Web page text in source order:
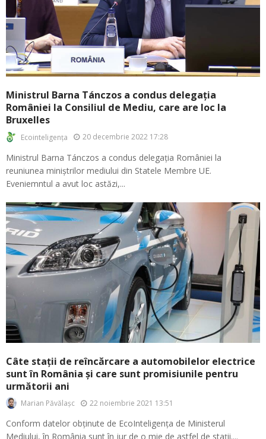
Ministrul Barna Tánczos a condus delegația
României la Consiliul de Mediu, care are loc la
Bruxelles
Ecointeligența 20 decembrie 2022 17:28
Ministrul Barna Tánczos a condus delegația României la
reuniunea miniștrilor mediului din Statele Membre UE.
Eveniemntul a avut loc astăzi,...
Câte stații de reîncărcare a automobilelor electrice
sunt în România și care sunt promisiunile pentru
următorii ani
Marian Păvălașc 22 noiembrie 2021 13:51
Conform datelor obținute de EcoInteligența de Ministerul
Mediului, în România sunt în jur de o mie de astfel de stații....